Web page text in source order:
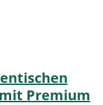
Premium